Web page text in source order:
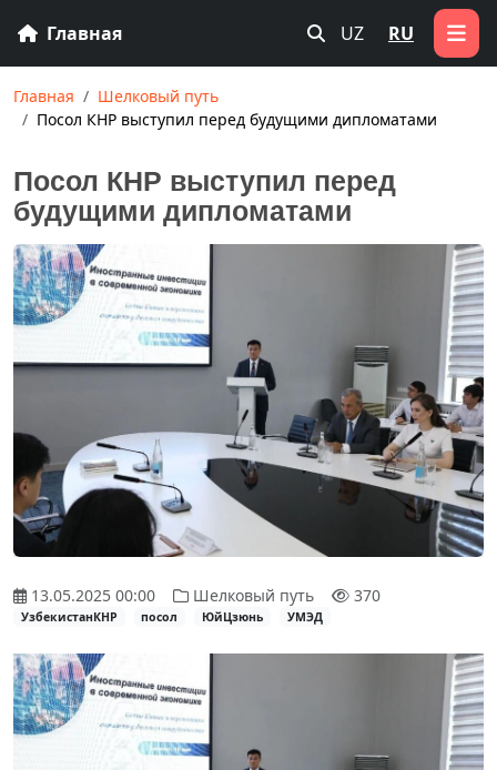
Главная UZ RU
Главная
Шелковый путь
Посол КНР выступил перед будущими дипломатами
Посол КНР выступил перед
будущими дипломатами
13.05.2025 00:00 Шелковый путь 370
УзбекистанКНР посол ЮйЦзюнь УМЭД